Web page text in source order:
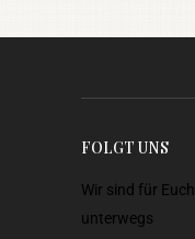
FOLGT UNS
Wir sind für
unterwegs